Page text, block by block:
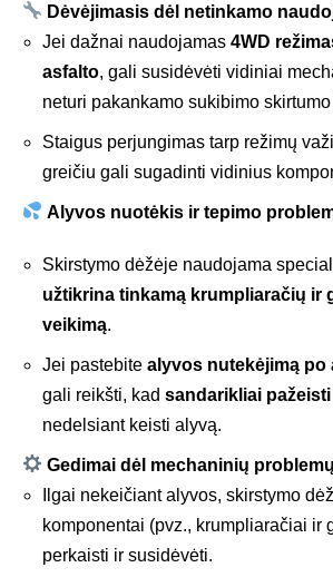
Dėvėjimasis dėl netinkamo
Jei dažnai naudojamas 4WD
asfalto, gali susidėvėti vidiniai
neturi pakankamo sukibimo
Staigus perjungimas tarp režimų
greičiu gali sugadinti vidinius
Alyvos nuotėkis ir tepimo
Skirstymo dėžėje naudojama
užtikrina tinkamą krumpliaračių ir
veikimą.
Jei pastebite alyvos nutekėjimą po
gali reikšti, kad sandarikliai pažeisti
nedelsiant keisti alyvą.
Gedimai dėl mechaninių problemų
Ilgai nekeičiant alyvos, skirstymo
komponentai (pvz., krumpliaračiai ir
perkaisti ir susidėvėti.